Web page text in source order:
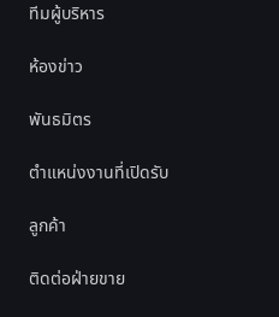
ทีมผู้บริหาร
ห้องข่าว
พันธมิตร
ตำแหน่งงานที่เปิดรับ
ลูกค้า
ติดต่อฝ่ายขาย